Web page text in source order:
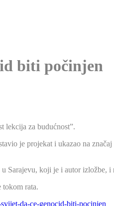
biti počinjen
lekcija za budućnost”.
je projekat i ukazao na
Sarajevu, koji je i autor izložbe,
tokom rata.
da-ce-genocid-biti-pocinjen